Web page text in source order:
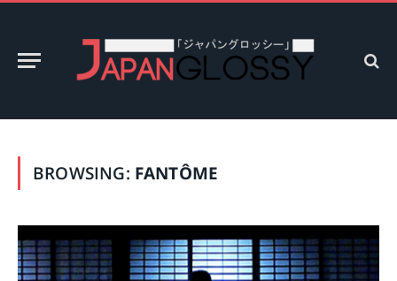
BROWSING: FANTÔME